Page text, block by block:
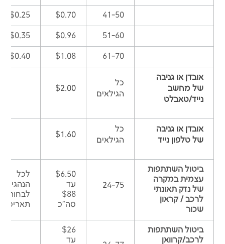
41-50
$0.70
$0.25
51-60
$0.96
$0.35
61-70
$1.08
$0.40
אובדן או גניבה
של מחשב
נייד/טאבלט
כל
הגילאים
$2.00
אובדן או גניבה
של טלפון נייד
כל
הגילאים
$1.60
ביטול השתתפות
עצמית במקרה
של נזק תאונתי
לרכב / קראון
שכור
24-75
$6.50
עד
$88
סה"כ
לכל
הנהגים,
לבחור
תאריכים
ביטול השתתפות
לרכב/קרוואן
$26
עד